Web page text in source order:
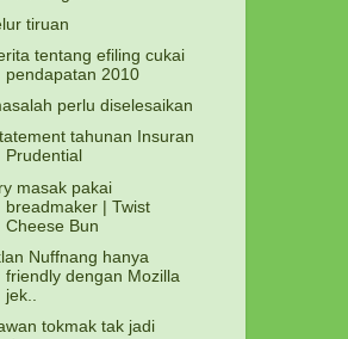
tiruan
tentang efiling cukai
pendapatan 2010
perlu diselesaikan
tahunan Insuran
Prudential
masak pakai
breadmaker | Twist
Cheese Bun
Nuffnang hanya
friendly dengan Mozilla
jek..
tokmak tak jadi